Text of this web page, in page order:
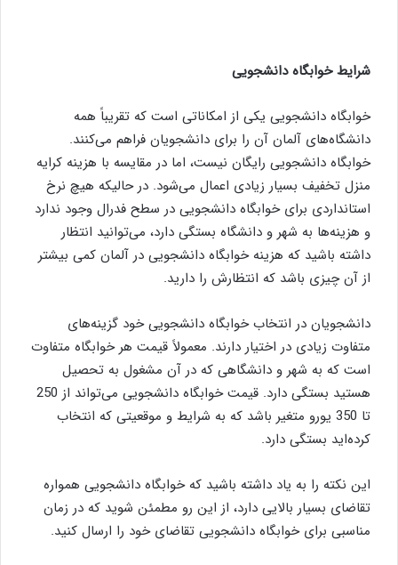
شرایط خوابگاه دانشجویی
خوابگاه دانشجویی یکی از امکاناتی است که تقریباً همه
دانشگاه‌های آلمان آن را برای دانشجویان فراهم می‌کنند.
خوابگاه دانشجویی رایگان نیست، اما در مقایسه با هزینه کرایه
منزل تخفیف بسیار زیادی اعمال می‌شود. در حالیکه هیچ نرخ
استانداردی برای خوابگاه دانشجویی در سطح فدرال وجود ندارد
و هزینه‌ها به شهر و دانشگاه بستگی دارد، می‌توانید انتظار
داشته باشید که هزینه‌ خوابگاه دانشجویی در آلمان کمی بیشتر
از آن چیزی باشد که انتظارش را دارید.
دانشجویان در انتخاب خوابگاه دانشجویی خود گزینه‌های
متفاوت زیادی در اختیار دارند. معمولاً قیمت هر خوابگاه متفاوت
است که به شهر و دانشگاهی که در آن مشغول به تحصیل
هستید بستگی دارد. قیمت خوابگاه دانشجویی می‌تواند از 250
تا 350 یورو متغیر باشد که به شرایط و موقعیتی که انتخاب
کرده‌اید بستگی دارد.
این نکته را به یاد داشته باشید که خوابگاه دانشجویی همواره
تقاضای بسیار بالایی دارد، از این رو مطمئن شوید که در زمان
مناسبی برای خوابگاه دانشجویی تقاضای خود را ارسال کنید.